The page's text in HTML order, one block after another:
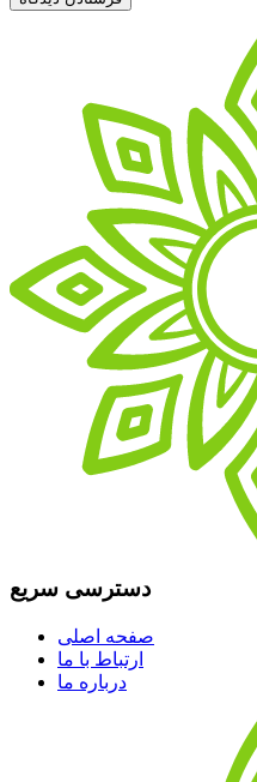
دسترسی سریع
صفحه اصلی
ارتباط با ما
درباره ما